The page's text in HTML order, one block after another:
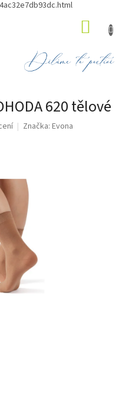
620 tělové
Značka: Evona